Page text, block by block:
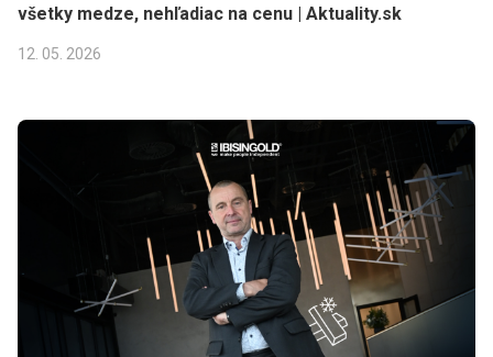
všetky medze, nehľadiac na cenu | Aktuality.sk
12. 05. 2026